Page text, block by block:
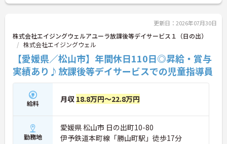
更新日：2026年07月30日
株式会社エイジングウェルアユーラ放課後等デイサービス１（日の出）
株式会社エイジングウェル
【愛媛県／松山市】年間休日110日◎昇給・賞与
実績あり♪放課後等デイサービスでの児童指導員
給料 月収 18.8万円～22.8万円
勤務地
愛媛県 松山市 日の出町10-80
伊予鉄道本町線「勝山町駅」徒歩17分